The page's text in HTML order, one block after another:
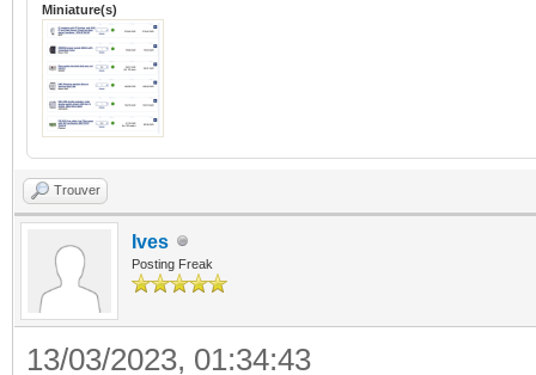
Miniature(s)
Trouver
Ives
Posting Freak
13/03/2023, 01:34:43